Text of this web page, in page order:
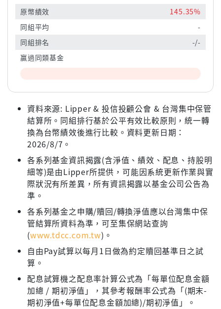
原幣績效
145.35%
同組平均
-
同組排名
-/-
贏過同類基金
資料來源: Lipper & 投信投顧公會 & 台灣集中保管
結算所。同組排行基於公平有效比較原則，統一轉
換為台幣績效後進行比較。資料更新日期：
2026/8/7。
各系列基金資訊揭露(含淨值、績效、配息、持股明
細等)是由Lipper所提供，可能因系統更新作業與實
際狀況有所差異，所有資訊揭露以基金公司公告為
準。
各系列基金之申購/贖回/轉換淨值應以台灣集中保
管結算所資料為準，可至集保網站查詢
(www.tdcc.com.tw)。
自由Pay試算以每月1日做為約定贖回基準日之試
算。
配息試算機之配息率計算公式為「每單位配息金額
加總 / 期初淨值」，其參考報酬率公式為「(期末-
期初淨值+每單位配息金額加總)/期初淨值」。